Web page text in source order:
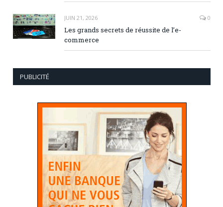
JUIN 21, 2026 0
Les grands secrets de réussite de l’e-
commerce
PUBLICITÉ